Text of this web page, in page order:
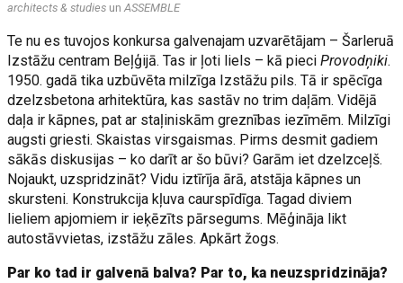
architects & studies unASSEMBLE
Te nu es tuvojos konkursa galvenajam uzvarētājam – Šarleruā
Izstāžu centram Beļģijā. Tas ir ļoti liels – kā pieciProvodņiki.
1950. gadā tika uzbūvēta milzīga Izstāžu pils. Tā ir spēcīga
dzelzsbetona arhitektūra, kas sastāv no trim daļām. Vidējā
daļa ir kāpnes, pat ar staļiniskām greznības iezīmēm. Milzīgi
augsti griesti. Skaistas virsgaismas. Pirms desmit gadiem
sākās diskusijas – ko darīt ar šo būvi? Garām iet dzelzceļš.
Nojaukt, uzspridzināt? Vidu iztīrīja ārā, atstāja kāpnes un
skursteni. Konstrukcija kļuva caurspīdīga. Tagad diviem
lieliem apjomiem ir ieķēzīts pārsegums. Mēģināja likt
autostāvvietas, izstāžu zāles. Apkārt žogs.
Par ko tad ir galvenā balva? Par to, ka neuzspridzināja?